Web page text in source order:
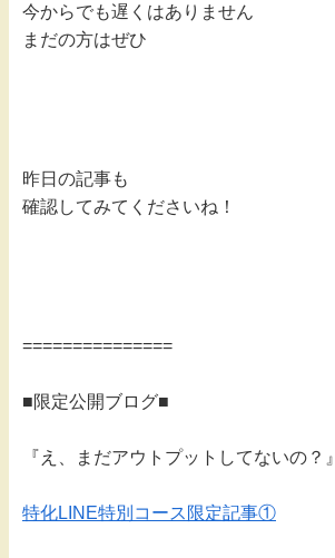
今からでも遅くはありません
まだの方はぜひ
昨日の記事も
確認してみてくださいね！
===============
■限定公開ブログ■
『え、まだアウトプットしてないの？』
特化LINE特別コース限定記事①